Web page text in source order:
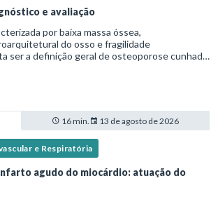
e avaliação
por baixa massa óssea,
do osso e fragilidade
ser a definição geral de osteoporose cunhada
c
16 min. 13 de agosto de 2026
e Respiratória
agudo do miocárdio: atuação do